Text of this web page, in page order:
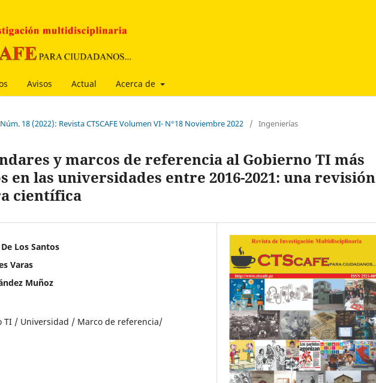
Avisos Actual Acerca de
18 (2022): Revista CTSCAFE Volumen VI- N°18 Noviembre 2022 / Ingenierías
y marcos de referencia al Gobierno TI más
en las universidades entre 2016-2021: una revisión
científica
Los Santos
Varas
Muñoz
TI / Universidad / Marco de referencia/